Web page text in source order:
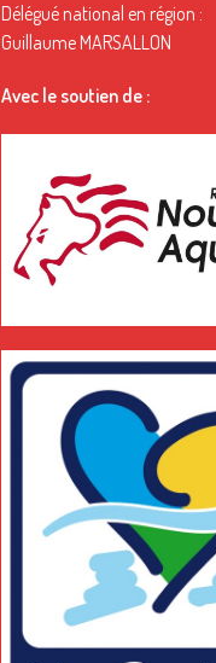
Délégué national en région :
Guillaume MARSALLON
Avec le soutien de :